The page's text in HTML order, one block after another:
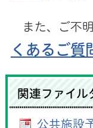
また、ご不
くあるご質
関連ファイル
公共施設